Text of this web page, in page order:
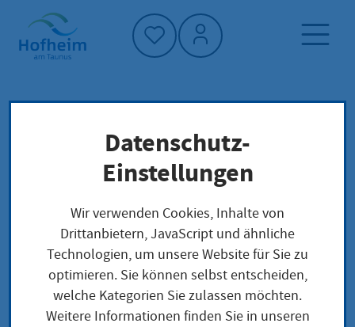
Startseite"
Neuigkeiten und Ausschreibungen
Veranstaltung Detailansicht
Veranstaltung
Detailansicht
Datenschutz-
Einstellungen
Wir verwenden Cookies, Inhalte von
Drittanbietern, JavaScript und ähnliche
Technologien, um unsere Website für Sie zu
optimieren. Sie können selbst entscheiden,
welche Kategorien Sie zulassen möchten.
Weitere Informationen finden Sie in unseren